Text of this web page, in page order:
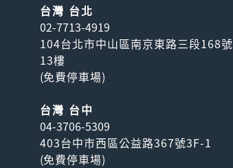
台灣 台北
02-7713-4919
104台北市中山區南京東路三段168號
13樓
(免費停車場)
台灣 台中
04-3706-5309
403台中市西區公益路367號3F-1
(免費停車場)